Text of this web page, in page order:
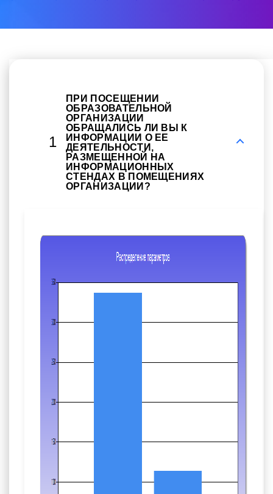
1
ПРИ ПОСЕЩЕНИИ
ОБРАЗОВАТЕЛЬНОЙ
ОРГАНИЗАЦИИ
ОБРАЩАЛИСЬ ЛИ ВЫ К
ИНФОРМАЦИИ О ЕЕ
ДЕЯТЕЛЬНОСТИ,
РАЗМЕЩЕННОЙ НА
ИНФОРМАЦИОННЫХ
СТЕНДАХ В ПОМЕЩЕНИЯХ
ОРГАНИЗАЦИИ?